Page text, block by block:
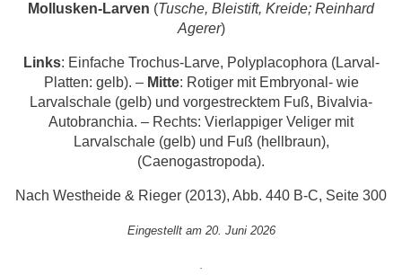
Mollusken-Larven (Tusche, Bleistift, Kreide; Reinhard
Agerer)
Links: Einfache Trochus-Larve, Polyplacophora (Larval-
Platten: gelb). – Mitte: Rotiger mit Embryonal- wie
Larvalschale (gelb) und vorgestrecktem Fuß, Bivalvia-
Autobranchia. – Rechts: Vierlappiger Veliger mit
Larvalschale (gelb) und Fuß (hellbraun),
(Caenogastropoda).
Nach Westheide & Rieger (2013), Abb. 440 B-C, Seite 300
Eingestellt am 20. Juni 2026